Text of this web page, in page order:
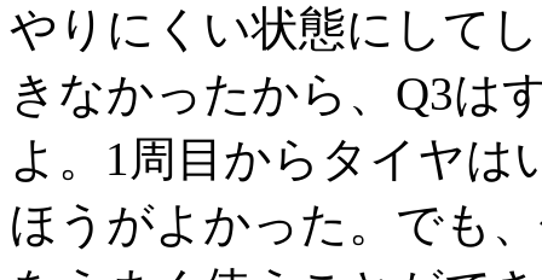
やりにくい状態にして
きなかったから、Q3は
よ。1周目からタイヤは
ほうがよかった。でも